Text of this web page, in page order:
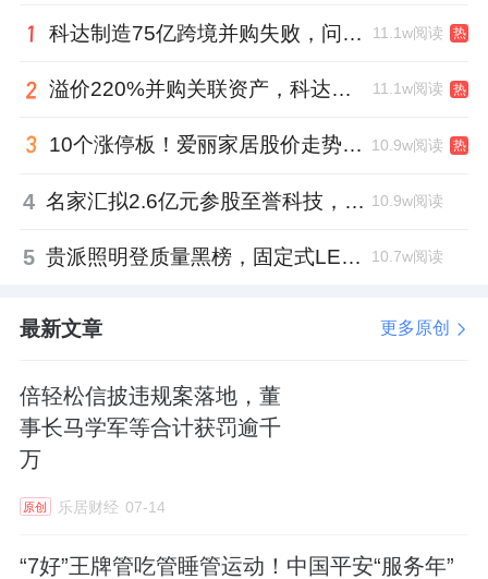
科达制造75亿跨境并购失败，问题出在哪一关？ 11.1w阅读 热
溢价220%并购关联资产，科达制造近75亿元重组被否 11.1w阅读 热
10个涨停板！爱丽家居股价走势有点狂 10.9w阅读 热
4 名家汇拟2.6亿元参股至誉科技，跨界布局工业级固态存储 10.9w阅读
5 贵派照明登质量黑榜，固定式LED灯具抽检不合格 10.7w阅读
最新文章 更多原创
倍轻松信披违规案落地，董
事长马学军等合计获罚逾千
万
原创 乐居财经 07-14
“7好”王牌管吃管睡管运动！中国平安“服务年”